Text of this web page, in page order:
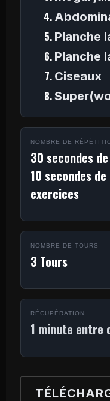
Planche
Planche
Ciseaux
NOMBRE DE
30 secondes
10 secondes
exercices
NOMBRE DE TOURS
3 Tours
RÉCUPÉRATION
1 minute entre